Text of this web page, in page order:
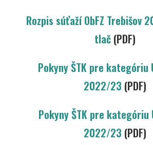
Rozpis súťaží ObFZ Trebišov
tlač (PDF)
Pokyny ŠTK pre kategóriu
2022/23 (PDF)
Pokyny ŠTK pre kategóriu
2022/23 (PDF)